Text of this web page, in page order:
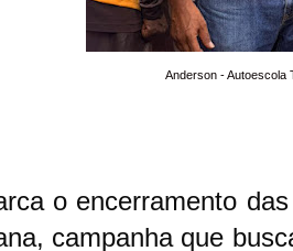
Anderson - Autoescola
o encerramento
campanha que